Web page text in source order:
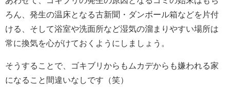
ろん、発生の温床となる古新聞・ダンボール箱などを片付
ける、そして浴室や洗面所など湿気の溜まりやすい場所は
常に換気を心がけておくようにしましょう。
そうすることで、ゴキブリからもムカデからも嫌われる家
になること間違いなしです（笑）